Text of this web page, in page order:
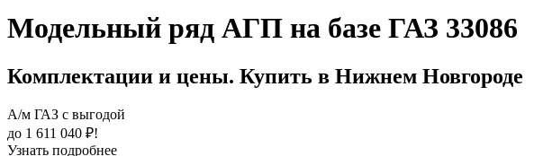
Модельный ряд АГП на базе ГАЗ 33086
Комплектации и цены. Купить в Нижнем Новгороде
А/м ГАЗ с выгодой
до 1 611 040 ₽!
Узнать подробнее